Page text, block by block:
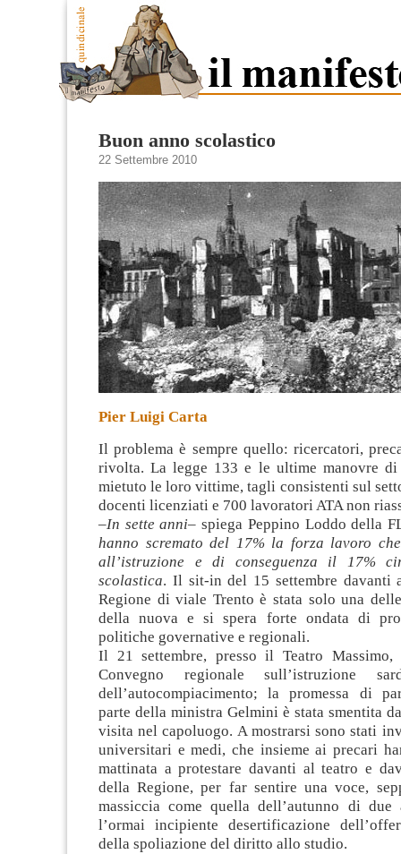
Buon anno scolastico
22 Settembre 2010
Pier Luigi Carta
Il problema è sempre quello: ricercatori,
rivolta. La legge 133 e le ultime manovre
mietuto le loro vittime, tagli consistenti sul
docenti licenziati e 700 lavoratori ATA non
–In sette anni– spiega Peppino Loddo della
hanno scremato del 17% la forza lavoro
all’istruzione e di conseguenza il 17%
scolastica. Il sit-in del 15 settembre davanti
Regione di viale Trento è stata solo una
della nuova e si spera forte ondata di
politiche governative e regionali.
Il 21 settembre, presso il Teatro
Convegno regionale sull’istruzione
dell’autocompiacimento; la promessa di
parte della ministra Gelmini è stata smentita
visita nel capoluogo. A mostrarsi sono stati
universitari e medi, che insieme ai precari
mattinata a protestare davanti al teatro e
della Regione, per far sentire una voce,
massiccia come quella dell’autunno di
l’ormai incipiente desertificazione
della spoliazione del diritto allo studio.